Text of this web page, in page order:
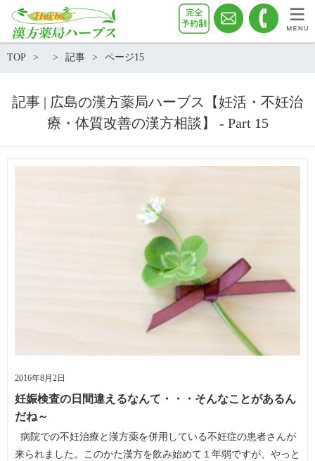
TOP 記事 ページ15
記事 | 広島の漢方薬局ハーブス【妊活・不妊治
療・体質改善の漢方相談】 - Part 15
2016年8月2日
妊娠検査の日間違えるなんて・・・そんなことがあるん
だね～
病院での不妊治療と漢方薬を併用している不妊症の患者さんが
来られました。このかた漢方を飲み始めて１年弱ですが、やっと